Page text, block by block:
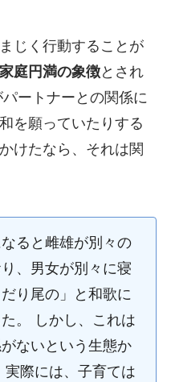
じく行動することが
庭円満の象徴とされ
ートナーとの関係に
を願っていたりする
けたなら、それは関
ると雌雄が別々の
、男女が別々に寝
り尾の」と和歌に
。 しかし、これは
ないという生態か
実際には、子育ては